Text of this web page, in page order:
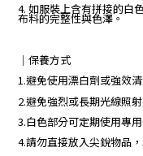
4. 如服裝上含有拼接的白
布料的完整性與色澤。
｜保養方式
1.避免使用漂白劑或強效
2.避免強烈或長期光線照
3.白色部分可定期使用專
4.請勿直接放入尖銳物品